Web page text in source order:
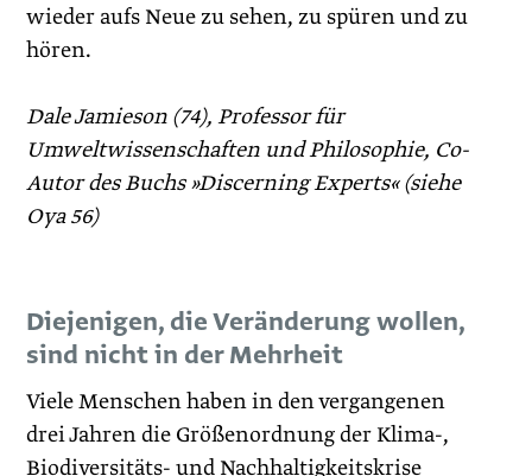
wieder aufs Neue zu sehen, zu spüren und zu
hören.
Dale Jamieson (74), Professor für
Umweltwissenschaften und Philosophie, Co-
Autor des Buchs »Discerning Experts« (siehe
Oya 56)
Diejenigen, die Veränderung wollen,
sind nicht in der Mehrheit
Viele Menschen haben in den vergangenen
drei Jahren die Größenordnung der Klima-,
Biodiversitäts- und Nachhaltigkeitskrise